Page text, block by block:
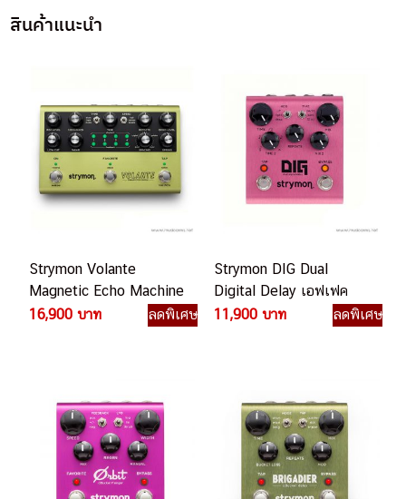
สินค้าแนะนำ
Strymon Volante
Magnetic Echo Machine
เอฟเฟคกีตาร์ไฟฟ้า
16,900 บาท ลดพิเศษ
Strymon DIG Dual
Digital Delay เอฟเฟค
กีตาร์ไฟฟ้า
11,900 บาท ลดพิเศษ